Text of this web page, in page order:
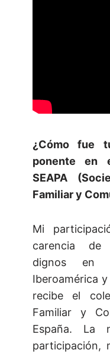
¿Cómo fue
ponente en
SEAPA
Familiar y
Mi
carencia de
dignos en
Iberoamérica
recibe el
Familiar y
España. La
participación,